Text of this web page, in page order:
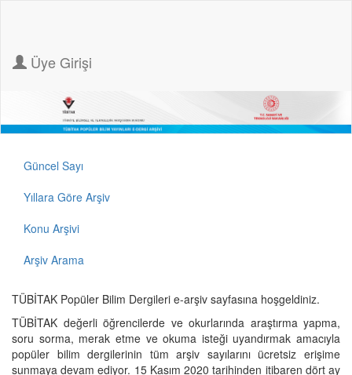
Üye Girişi
Güncel Sayı
Yıllara Göre Arşiv
Konu Arşivi
Arşiv Arama
TÜBİTAK Popüler Bilim Dergileri e-arşiv sayfasına hoşgeldiniz.
TÜBİTAK değerli öğrencilerde ve okurlarında araştırma yapma,
soru sorma, merak etme ve okuma isteği uyandırmak amacıyla
popüler bilim dergilerinin tüm arşiv sayılarını ücretsiz erişime
sunmaya devam ediyor. 15 Kasım 2020 tarihinden itibaren dört ay